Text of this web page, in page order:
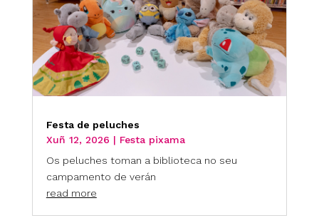
Festa de peluches
Xuñ 12, 2026 | Festa pixama
Os peluches toman a biblioteca no seu
campamento de verán
read more